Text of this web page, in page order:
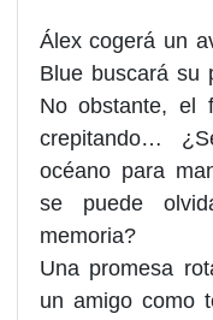
Álex cogerá un
Blue buscará su
No obstante, el
crepitando…
océano para
se puede
memoria?
Una promesa
un amigo como